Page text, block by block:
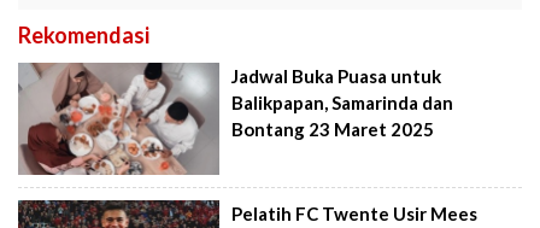
Rekomendasi
Jadwal Buka Puasa untuk
Balikpapan, Samarinda dan
Bontang 23 Maret 2025
Pelatih FC Twente Usir Mees